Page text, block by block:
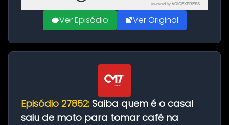
powered by VOICEXPRESS
Ver Episódio Ver Original
Episódio 27852: Saiba quem é o casal
saiu de moto para tomar café na